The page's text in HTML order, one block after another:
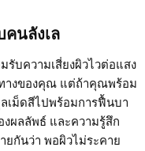
นลังเล
รับความเสี่ยงผิวไวต่อแสง
างของคุณ แต่ถ้าคุณพร้อม
เม็ดสีไปพร้อมการฟื้นบา
ผลลัพธ์ และความรู้สึก
กันว่า พอผิวไม่ระคาย